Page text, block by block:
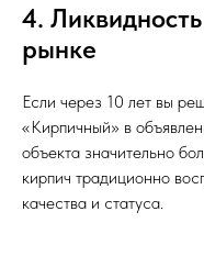
4.
рынке
Если через 10 лет вы
«Кирпичный» в
объекта значительно
кирпич традиционно
качества и статуса.